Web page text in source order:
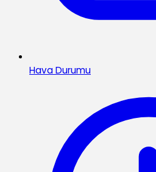
Hava Durumu